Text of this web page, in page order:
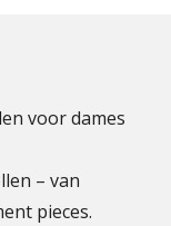
voor dames
– van
pieces.